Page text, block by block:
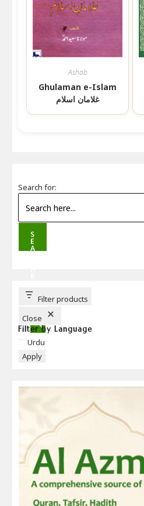
Ashab
Ghulaman e-Islam
غلامان اسلام
Search for:
S
E
A
T
T
Filter products
Close
Filter by Language
Language
Urdu
Apply